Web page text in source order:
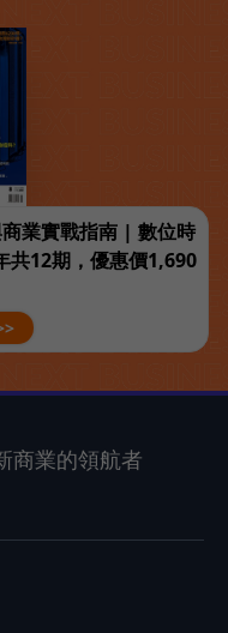
業實戰指南 | 數位時
共12期，優惠價1,690
商業的領航者